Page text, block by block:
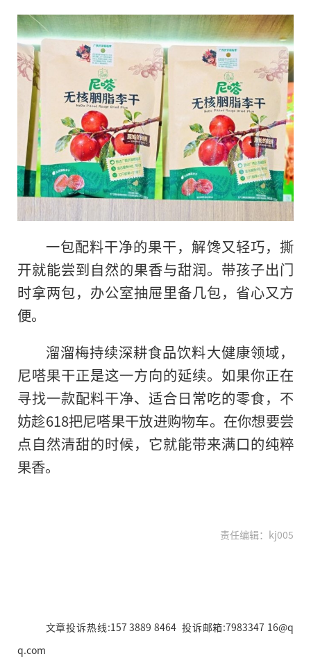
一包配料干净的果干，解馋又轻巧，撕
开就能尝到自然的果香与甜润。带孩子出门
时拿两包，办公室抽屉里备几包，省心又方
便。
溜溜梅持续深耕食品饮料大健康领域，
尼嗒果干正是这一方向的延续。如果你正在
寻找一款配料干净、适合日常吃的零食，不
妨趁618把尼嗒果干放进购物车。在你想要尝
点自然清甜的时候，它就能带来满口的纯粹
果香。
责任编辑：kj005
文章投诉热线:157 3889 8464 投诉邮箱:7983347 16@q
q.com